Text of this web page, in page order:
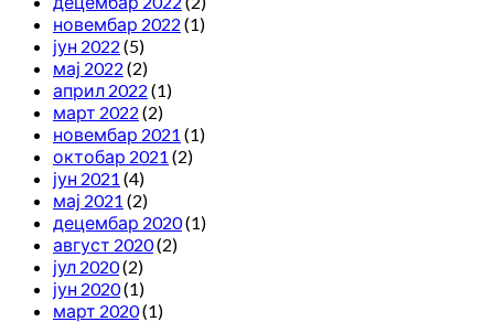
новембар 2022 (1)
јун 2022 (5)
мај 2022 (2)
април 2022 (1)
март 2022 (2)
новембар 2021 (1)
октобар 2021 (2)
јун 2021 (4)
мај 2021 (2)
децембар 2020(1)
август 2020(2)
јул 2020(2)
јун 2020(1)
март 2020(1)